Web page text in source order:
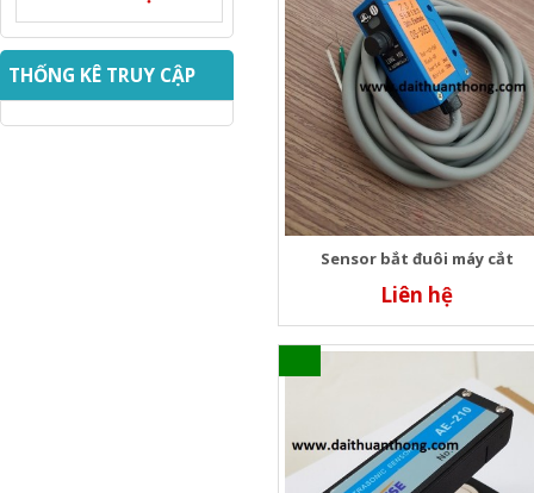
THỐNG KÊ TRUY CẬP
Sensor bắt đuôi máy cắt
Liên hệ